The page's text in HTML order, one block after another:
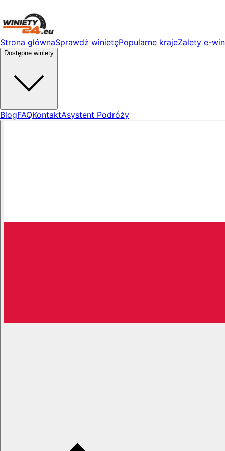
Strona głównaSprawdź winietęPopularne krajeZalety e-
Dostępne winiety
BlogFAQKontaktAsystent Podróży